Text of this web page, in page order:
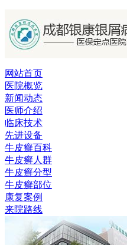
网站首页
医院概览
新闻动态
医师介绍
临床技术
先进设备
牛皮癣百科
牛皮癣人群
牛皮癣分型
牛皮癣部位
康复案例
来院路线